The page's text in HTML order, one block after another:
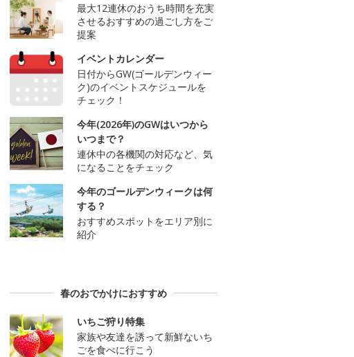
最大12連休のおうち時間を充実
させるおすすめの過ごし方をご
提案
イベントカレンダー
日付からGW(ゴールデンウィー
ク)のイベントスケジュールを
チェック！
今年(2026年)のGWはいつから
いつまで？
連休中の各機関の対応など、気
になることをチェック
今年のゴールデンウィークは何
する？
おすすめスポットをエリア別に
紹介
春のおでかけにおすすめ
いちご狩り特集
家族や友達を誘って新鮮ないち
ごを食べに行こう